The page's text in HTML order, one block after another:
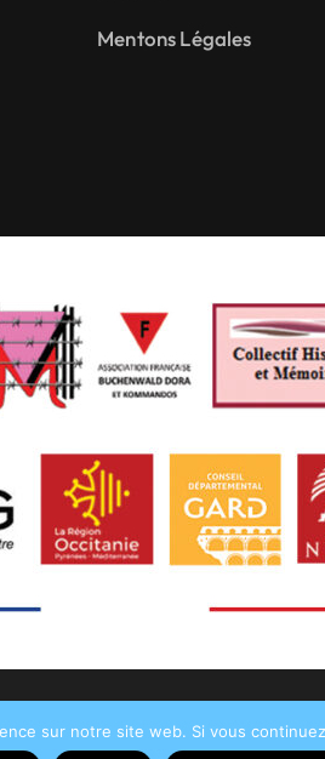
Mentons Légales
AFMD DT 30• Tous droits réservés •
sur notre site web. Si vous